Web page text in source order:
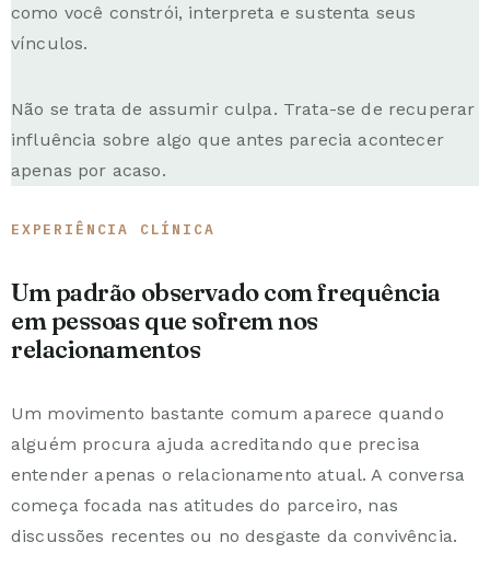
como você constrói, interpreta e sustenta seus
vínculos.
Não se trata de assumir culpa. Trata-se de recuperar
influência sobre algo que antes parecia acontecer
apenas por acaso.
EXPERIÊNCIA CLÍNICA
Um padrão observado com frequência
em pessoas que sofrem nos
relacionamentos
Um movimento bastante comum aparece quando
alguém procura ajuda acreditando que precisa
entender apenas o relacionamento atual. A conversa
começa focada nas atitudes do parceiro, nas
discussões recentes ou no desgaste da convivência.